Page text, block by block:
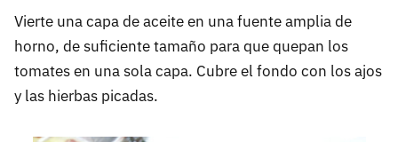
Vierte una capa de aceite en una fuente amplia de
horno, de suficiente tamaño para que quepan los
tomates en una sola capa. Cubre el fondo con los ajos
y las hierbas picadas.